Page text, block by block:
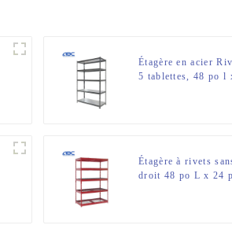
Étagère en acier
5 tablettes, 48 po l
Étagère à rivets
droit 48 po L x 24